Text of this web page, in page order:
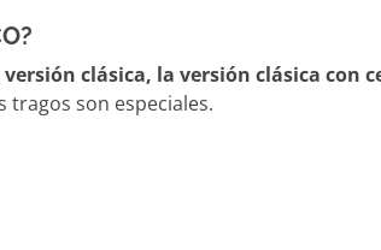
clásica, la versión clásica con
tragos son especiales.